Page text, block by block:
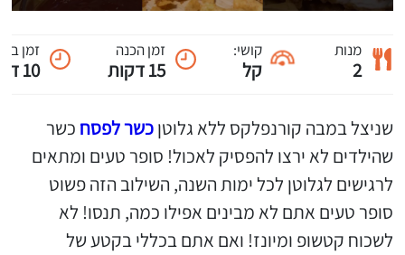
מנות
2
קושי:
קל
זמן הכנה
15 דקות
זמן
10 דקות
שניצל במבה קורנפלקס ללא גלוטןכשר לפסח כשר
שהילדים לא ירצו להפסיק לאכול! סופר טעים ומתאים
לרגישים לגלוטן לכל ימות השנה, השילוב הזה פשוט
סופר טעים אתם לא מבינים אפילו כמה, תנסו! לא
לשכוח קטשופ ומיונז! ואם אתם בכללי בקטע של